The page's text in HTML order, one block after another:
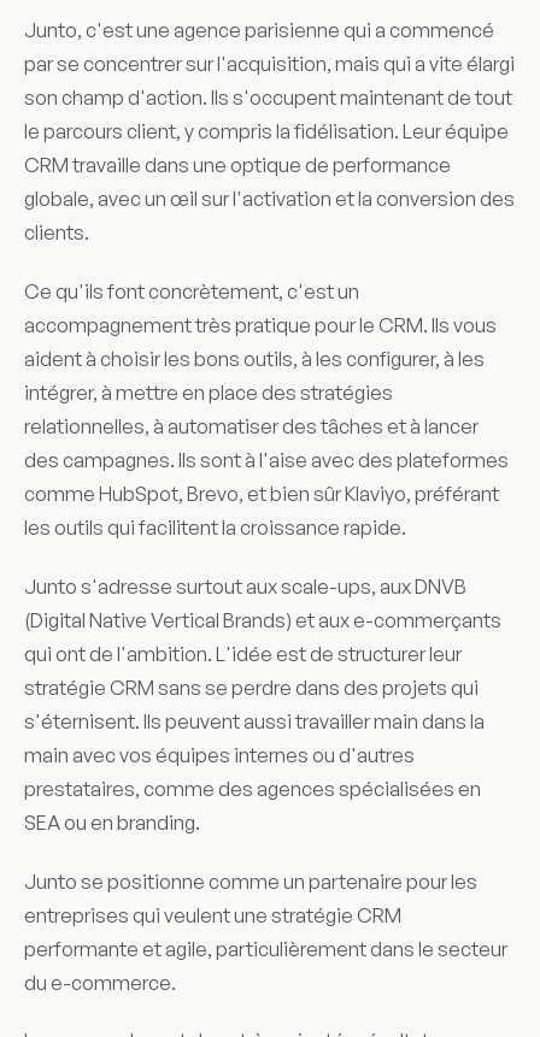
Junto, c'est une agence parisienne qui a commencé
par se concentrer sur l'acquisition, mais qui a vite élargi
son champ d'action. Ils s'occupent maintenant de tout
le parcours client, y compris la fidélisation. Leur équipe
CRM travaille dans une optique de performance
globale, avec un œil sur l'activation et la conversion des
clients.
Ce qu'ils font concrètement, c'est un
accompagnement très pratique pour le CRM. Ils vous
aident à choisir les bons outils, à les configurer, à les
intégrer, à mettre en place des stratégies
relationnelles, à automatiser des tâches et à lancer
des campagnes. Ils sont à l'aise avec des plateformes
comme HubSpot, Brevo, et bien sûr Klaviyo, préférant
les outils qui facilitent la croissance rapide.
Junto s'adresse surtout aux scale-ups, aux DNVB
(Digital Native Vertical Brands) et aux e-commerçants
qui ont de l'ambition. L'idée est de structurer leur
stratégie CRM sans se perdre dans des projets qui
s'éternisent. Ils peuvent aussi travailler main dans la
main avec vos équipes internes ou d'autres
prestataires, comme des agences spécialisées en
SEA ou en branding.
Junto se positionne comme un partenaire pour les
entreprises qui veulent une stratégie CRM
performante et agile, particulièrement dans le secteur
du e-commerce.